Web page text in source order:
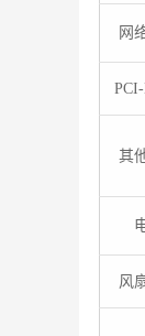
网
其
风